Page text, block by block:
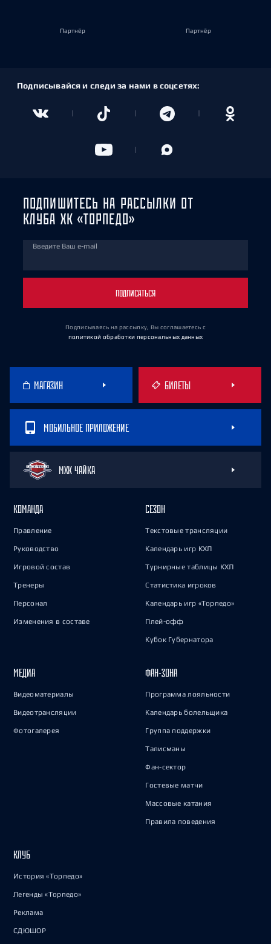
Партнёр Партнёр
Подписывайся и следи за нами в соцсетях:
ПОДПИШИТЕСЬ НА РАССЫЛКИ ОТ
КЛУБА ХК «ТОРПЕДО»
Введите Ваш e-mail
ПОДПИСАТЬСЯ
Подписываясь на рассылку, Вы соглашаетесь с
политикой обработки персональных данных
МАГАЗИН БИЛЕТЫ
МОБИЛЬНОЕ ПРИЛОЖЕНИЕ
МХК ЧАЙКА
КОМАНДА
Правление
Руководство
Игровой состав
Тренеры
Персонал
Изменения в составе
СЕЗОН
Текстовые трансляции
Календарь игр КХЛ
Турнирные таблицы КХЛ
Статистика игроков
Календарь игр «Торпедо»
Плей-офф
Кубок Губернатора
МЕДИА
Видеоматериалы
Видеотрансляции
Фотогалерея
ФАН-ЗОНА
Программа лояльности
Календарь болельщика
Группа поддержки
Талисманы
Фан-сектор
Гостевые матчи
Массовые катания
Правила поведения
КЛУБ
История «Торпедо»
Легенды «Торпедо»
Реклама
СДЮШОР